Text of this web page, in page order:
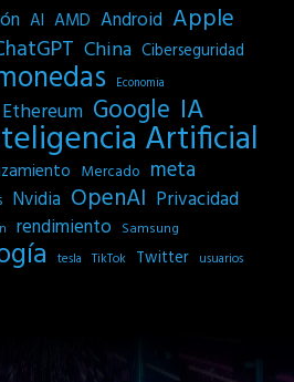
AI AMD Android Apple
China Ciberseguridad
Economia
Ethereum Google IA
Artificial
Mercado meta
Nvidia OpenAI Privacidad
rendimiento Samsung
tesla TikTok Twitter usuarios